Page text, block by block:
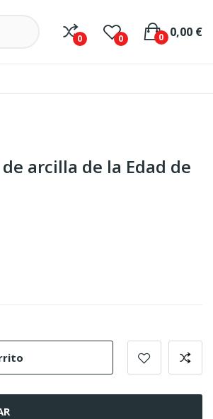
0 0 0,00 €
0
arcilla de la Edad de